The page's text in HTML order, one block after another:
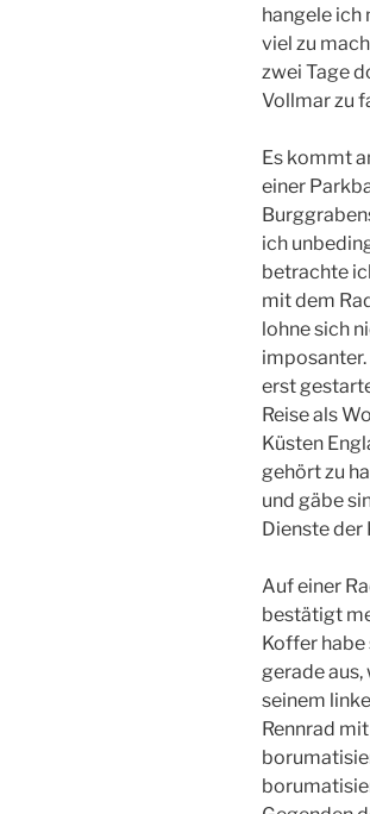
hangele ich
viel zu
zwei Tage
Vollmar zu
Es kommt
einer
ich
betrachte
mit dem
lohne sich
erst
Reise als
Küsten
gehört zu
und gäbe
Dienste der
Auf einer
bestätigt
Koffer habe
gerade aus,
seinem
Rennrad